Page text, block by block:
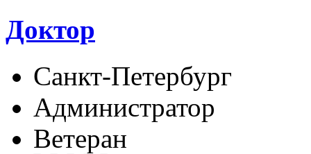
Доктор
Санкт-Петербург
Администратор
Ветеран